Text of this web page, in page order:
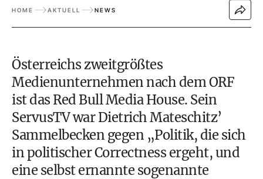
HOME AKTUELL NEWS
Österreichs zweitgrößtes
Medienunternehmen nach dem ORF
ist das Red Bull Media House. Sein
ServusTV war Dietrich Mateschitz’
Sammelbecken gegen „Politik, die sich
in politischer Correctness ergeht, und
eine selbst ernannte sogenannte